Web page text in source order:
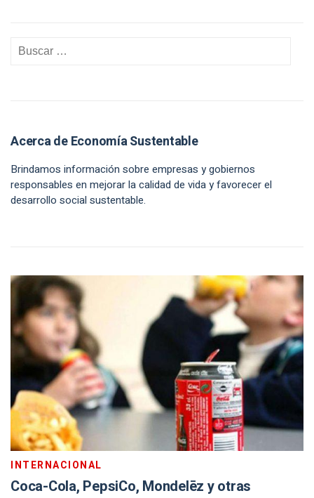
Acerca de Economía Sustentable
Brindamos información sobre empresas y gobiernos
responsables en mejorar la calidad de vida y favorecer el
desarrollo social sustentable.
INTERNACIONAL
Coca-Cola, PepsiCo, Mondelēz y otras